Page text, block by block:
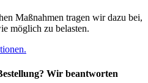
Maßnahmen tragen wir dazu bei,
möglich zu belasten.
Wir beantworten